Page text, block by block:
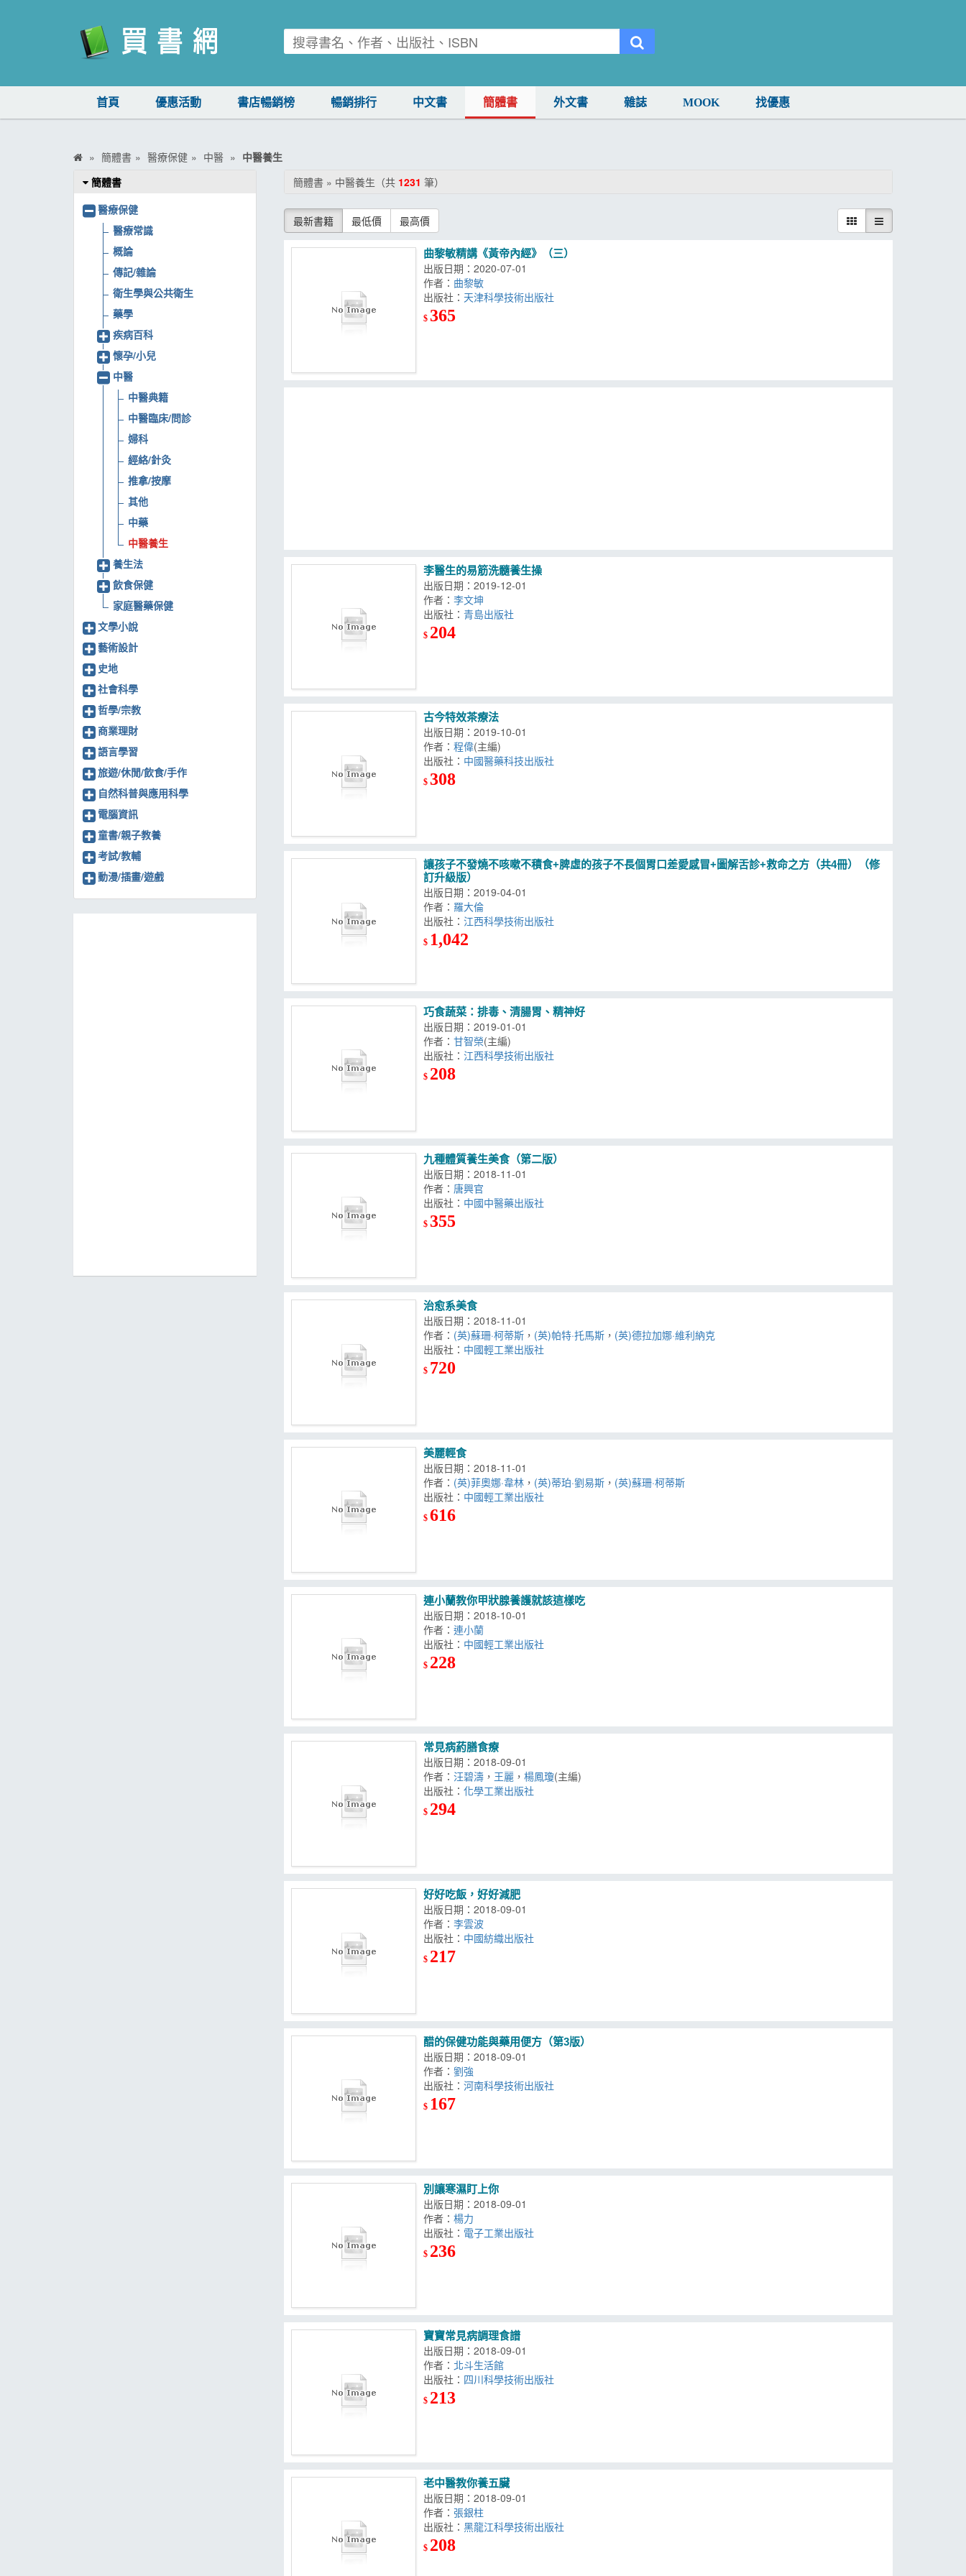
首頁 優惠活動 書店暢銷榜 暢銷排行 中文書 簡體書 外文書 雜誌 MOOK 找優惠
簡體書 醫療保健 中醫
中醫養生
簡體書 » 中醫養生（共 1231 筆）
最新書籍 最低價 最高價
曲黎敏精講《黃帝內經》（三）
出版日期：2020-07-01
作者： 曲黎敏
出版社： 天津科學技術出版社
$ 365
李醫生的易筋洗髓養生操
出版日期：2019-12-01
作者：李文坤
出版社：青島出版社
$ 204
古今特效茶療法
出版日期：2019-10-01
作者：程偉(主編)
出版社： 中國醫藥科技出版社
$ 308
讓孩子不發燒不咳嗽不積食+脾虛的孩子不長個胃口差愛感冒+圖解舌診+救命之方（共4冊）（修
訂升級版）
出版日期：2019-04-01
作者： 羅大倫
出版社：江西科學技術出版社
$ 1,042
巧食蔬菜：排毒、清腸胃、精神好
出版日期：2019-01-01
作者：甘智榮(主編)
出版社：江西科學技術出版社
$ 208
九種體質養生美食（第二版）
出版日期：2018-11-01
作者： 唐興官
出版社： 中國中醫藥出版社
$ 355
治愈系美食
出版日期：2018-11-01
作者： (英)蘇珊·柯蒂斯 ， (英)帕特·托馬斯 ， (英)德拉加娜·維利納克
出版社： 中國輕工業出版社
$ 720
美麗輕食
出版日期：2018-11-01
作者： (英)菲奧娜·韋林 ， (英)蒂珀·劉易斯 ， (英)蘇珊·柯蒂斯
出版社： 中國輕工業出版社
$616
連小蘭教你甲狀腺養護就該這樣吃
出版日期：2018-10-01
作者：連小蘭
出版社： 中國輕工業出版社
$ 228
常見病葯膳食療
出版日期：2018-09-01
作者：汪碧濤 ， 王麗 ，楊鳳瓊(主編)
出版社：化學工業出版社
$ 294
好好吃飯，好好減肥
出版日期：2018-09-01
作者：李雲波
出版社： 中國紡織出版社
$ 217
醋的保健功能與藥用便方（第3版）
出版日期：2018-09-01
作者：劉強
出版社：河南科學技術出版社
$ 167
別讓寒濕盯上你
出版日期：2018-09-01
作者：楊力
出版社： 電子工業出版社
$ 236
寶寶常見病調理食譜
出版日期：2018-09-01
作者： 北斗生活館
出版社： 四川科學技術出版社
$ 213
老中醫教你養五臟
出版日期：2018-09-01
作者：張銀柱
出版社：黑龍江科學技術出版社
$ 208
簡體書
醫療保健
醫療常識
概論
傳記/雜論
衛生學與公共衛生
藥學
疾病百科
懷孕/小兒
中醫
中醫典籍
中醫臨床/問診
婦科
經絡/針灸
推拿/按摩
其他
中藥
中醫養生
養生法
飲食保健
家庭醫藥保健
文學小說
藝術設計
史地
社會科學
哲學/宗教
商業理財
語言學習
旅遊/休閒/飲食/手作
自然科普與應用科學
電腦資訊
童書/親子教養
考試/教輔
動漫/插畫/遊戲